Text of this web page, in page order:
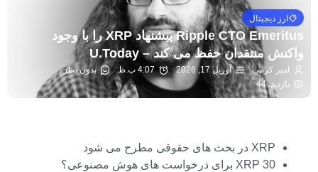
ارز دیجیتال
Ripple CTO Emeritus پیشنهاد XRP را با وجود
واکنش منتقدان حفظ می کند – U.Today
امیر کرمی آوریل 17, 2026 4:07 ب.ظ
بدون نظر
بازدید: 44
XRP در بحث های حقوقی مطرح می شود
30 XRP برای درخواست های هوش مصنوعی؟